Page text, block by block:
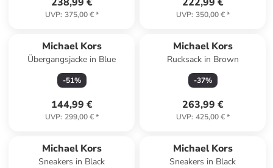
UVP: 375,00 €* UVP: 350,00 €*
Michael Kors
Übergangsjacke in Blue
-51%
144,99 €
UVP: 299,00 €*
Michael Kors
Rucksack in Brown
-37%
263,99 €
UVP: 425,00 €*
Michael Kors
Sneakers in Black
Michael Kors
Sneakers in Black